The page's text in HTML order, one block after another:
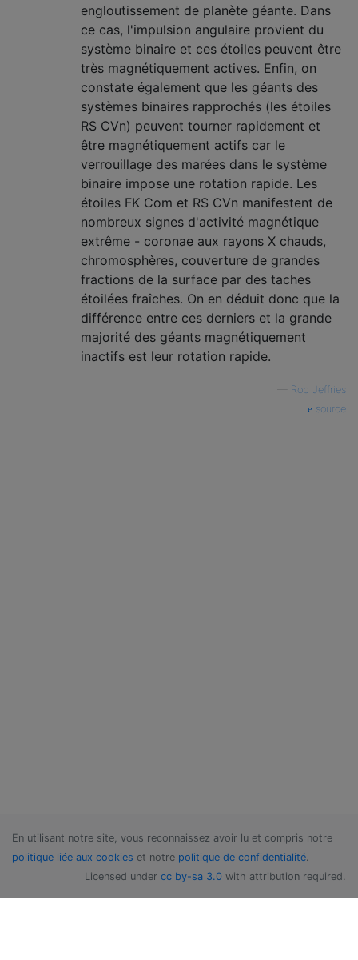
engloutissement de planète géante. Dans
ce cas, l'impulsion angulaire provient du
système binaire et ces étoiles peuvent être
très magnétiquement actives. Enfin, on
constate également que les géants des
systèmes binaires rapprochés (les étoiles
RS CVn) peuvent tourner rapidement et
être magnétiquement actifs car le
verrouillage des marées dans le système
binaire impose une rotation rapide. Les
étoiles FK Com et RS CVn manifestent de
nombreux signes d'activité magnétique
extrême - coronae aux rayons X chauds,
chromosphères, couverture de grandes
fractions de la surface par des taches
étoilées fraîches. On en déduit donc que la
différence entre ces derniers et la grande
majorité des géants magnétiquement
inactifs est leur rotation rapide.
Rob Jeffries
source
En utilisant notre site, vous reconnaissez avoir lu et compris notre
politique liée aux cookies et notre politique de confidentialité.
Licensed under cc by-sa 3.0 with attribution required.